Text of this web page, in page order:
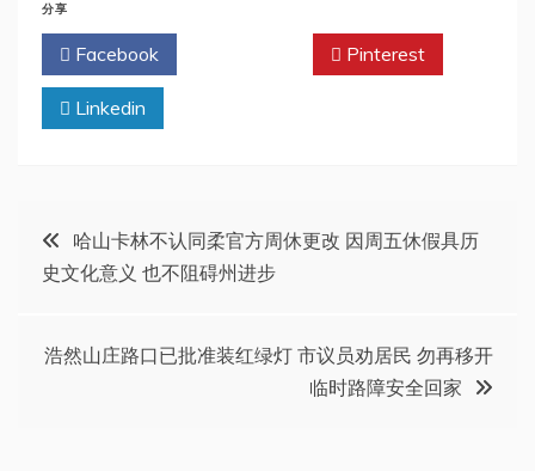
分享
Facebook Pinterest
Linkedin
文
章
导
哈山卡林不认同柔官方周休更改 因周五休假具历
史文化意义 也不阻碍州进步
浩然山庄路口已批准装红绿灯 市议员劝居民 勿再移开
临时路障安全回家